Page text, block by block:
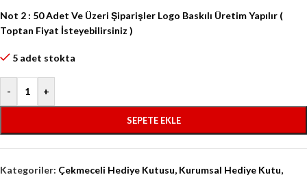
Not 2 : 50 Adet Ve Üzeri Şiparişler Logo Baskılı Üretim Yapılır (
Toptan Fiyat İsteyebilirsiniz )
5 adet stokta
- +
SEPETE EKLE
Kategoriler: Çekmeceli Hediye Kutusu, Kurumsal Hediye Kutu,